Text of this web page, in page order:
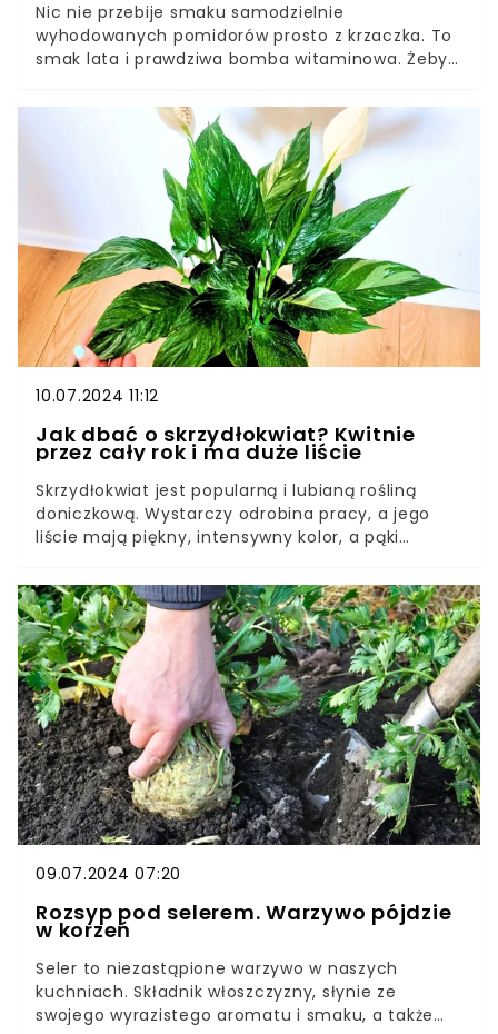
Nic nie przebije smaku samodzielnie
wyhodowanych pomidorów prosto z krzaczka. To
smak lata i prawdziwa bomba witaminowa. Żeby
trzeba dbać o rośliny i na każdym etapie rozwoju
dostarczać im niezbędnych składników
odżywczych.Dobrze odżywione sadzonki
pomidorów to gwarancja dorodnych owoców i
obfitego plonowania w sezonie. Prezentujemy
prosty przepis na domowy nawóz do sadzonek
pomidorów, który przygotujemy z …odpadów.
10.07.2024 11:12
Jak dbać o skrzydłokwiat? Kwitnie
przez cały rok i ma duże liście
Skrzydłokwiat jest popularną i lubianą rośliną
doniczkową. Wystarczy odrobina pracy, a jego
liście mają piękny, intensywny kolor, a pąki
Niezależnie od tego, jaki gatunek skrzydłokwiatu
masz w domu, dokarm go odżywką z uwielbianej
przyprawy.Osobiście stosuję ją raz na dwa
tygodnie. Mój skrzydłokwiat variegata ma po niej
wspaniałe ubarwienie i kwitnie przez cały rok.
Odżywka ta zapobiega także chorobom
grzybowym, które są niezwykle groźne dla tej
delikatnej rośliny.
09.07.2024 07:20
Rozsyp pod selerem. Warzywo pójdzie
w korzeń
Seler to niezastąpione warzywo w naszych
kuchniach. Składnik włoszczyzny, słynie ze
swojego wyrazistego aromatu i smaku, a także